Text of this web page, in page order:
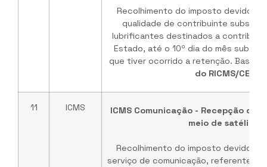
Recolhimento do imposto devido
qualidade de contribuinte
lubrificantes destinados a
Estado, até o 10º dia do mês
que tiver ocorrido a retenção. Base
do RICMS/CE
11 ICMS
ICMS Comunicação - Recepção de
meio de satélite
Recolhimento do imposto devido
serviço de comunicação, referente a